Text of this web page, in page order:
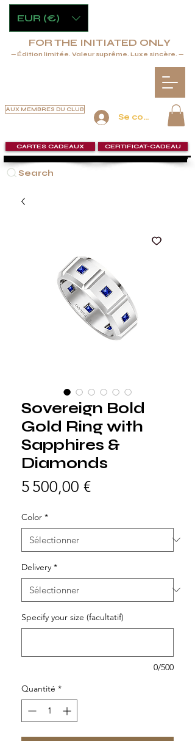
Se connecter
AUX MEMBRES DU CLUB
Search
CARTES CADEAUX CERTIFICAT-CADEAU
FOR THE INITIATED ONLY
— Édition limitée. Valeur suprême. Luxe sincère. —
EUR (€)
Sovereign Bold
Gold Ring with
Sapphires &
Diamonds
5 500,00 €Prix
Color *
Delivery *
Specify your size (facultatif)
0/500
Quantité *